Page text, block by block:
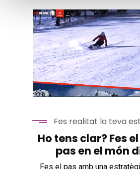
Hotel
Fes realitat la teva
Ho tens clar? Fes
pas en el món
Fes el pas amb una